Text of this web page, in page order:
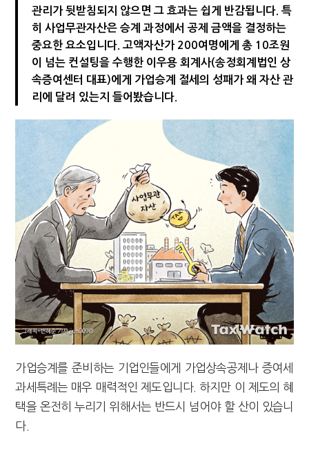
"오래 보유보다 오래 살아야"…1주택 세금 '실거주' 중심으로
호우 특별재난지역, 세금 납부기한 2년 연장
"10년 넘게 7급은 문제"...인사로 답한 임광현 국세청장
관리가 뒷받침되지 않으면 그 효과는 쉽게 반감됩니다. 특
히 사업무관자산은 승계 과정에서 공제 금액을 결정하는
중요한 요소입니다. 고액자산가 200여명에게 총 10조원
이 넘는 컨설팅을 수행한 이우용 회계사(송정회계법인 상
속증여센터 대표)에게 가업승계 절세의 성패가 왜 자산 관
리에 달려 있는지 들어봤습니다.
가업승계를 준비하는 기업인들에게 가업상속공제나 증여세
과세특례는 매우 매력적인 제도입니다. 하지만 이 제도의 혜
택을 온전히 누리기 위해서는 반드시 넘어야 할 산이 있습니
다.